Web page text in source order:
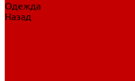
Одежда
Назад